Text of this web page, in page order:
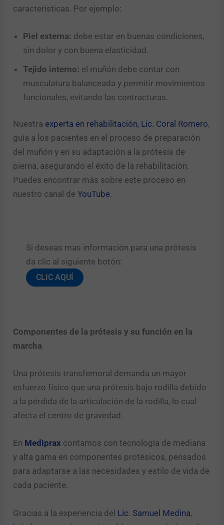
características. Por ejemplo:
Piel externa: debe estar en buenas condiciones,
sin dolor y con buena elasticidad.
Tejido interno: el muñón debe contar con
musculatura balanceada y permitir movimientos
funcionales, evitando las contracturas.
Nuestra experta en rehabilitación, Lic. Coral Romero,
guía a los pacientes en el proceso de preparación
del muñón y en su adaptación a la prótesis de
pierna, asegurando el éxito de la rehabilitación.
Puedes encontrar más sobre este proceso en
nuestro canal deYouTube.
Si deseas mas información para una prótesis
da clic al siguiente botón:​
CLIC AQUÍ
Componentes de la prótesis y su función en la
marcha
Una prótesis transfemoral demanda un mayor
esfuerzo físico que una prótesis bajo rodilla debido
a la pérdida de la articulación de la rodilla, lo cual
afecta el centro de gravedad.
En Mediprax contamos con tecnología de mediana
y alta gama en componentes protésicos, pensados
para adaptarse a las necesidades y estilo de vida de
cada paciente.
Gracias a la experiencia del Lic. Samuel Medina,